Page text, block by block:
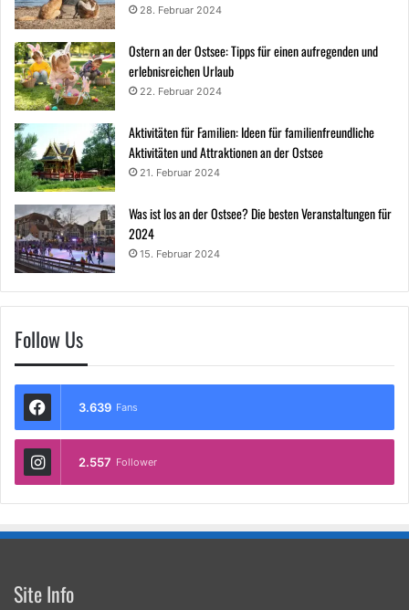
28. Februar 2024
Ostern an der Ostsee: Tipps für einen aufregenden und
erlebnisreichen Urlaub
22. Februar 2024
Aktivitäten für Familien: Ideen für familienfreundliche
Aktivitäten und Attraktionen an der Ostsee
21. Februar 2024
Was ist los an der Ostsee? Die besten Veranstaltungen für
2024
15. Februar 2024
Follow Us
3.639 Fans
2.557 Follower
Site Info